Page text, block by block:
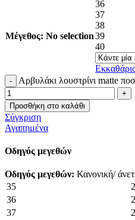
Μέγεθος: No selection
36
37
38
39
40
Αρβυλάκι λουστρίνι matte
Προσθήκη στο καλάθι
Σύγκριση
Αγαπημένα
Οδηγός μεγεθών
Οδηγός μεγεθών: Κανονική/
35
36
37